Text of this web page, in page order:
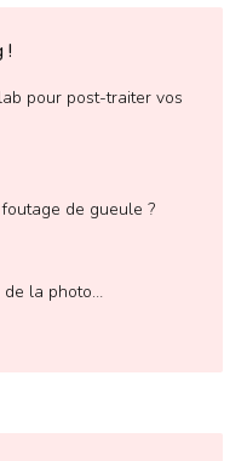
!
pour post-traiter vos
de gueule ?
de la photo…